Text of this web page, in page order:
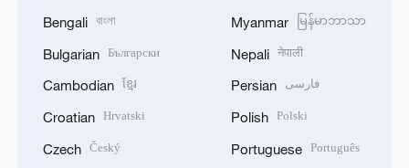
Bengali বাংলা
Bulgarian Български
Cambodian ខ្មែរ
Croatian Hrvatski
Czech Český
Myanmar မြန်မာဘာသာ
Nepali नेपाली
Persian فارسی
Polish Polski
Portuguese Português